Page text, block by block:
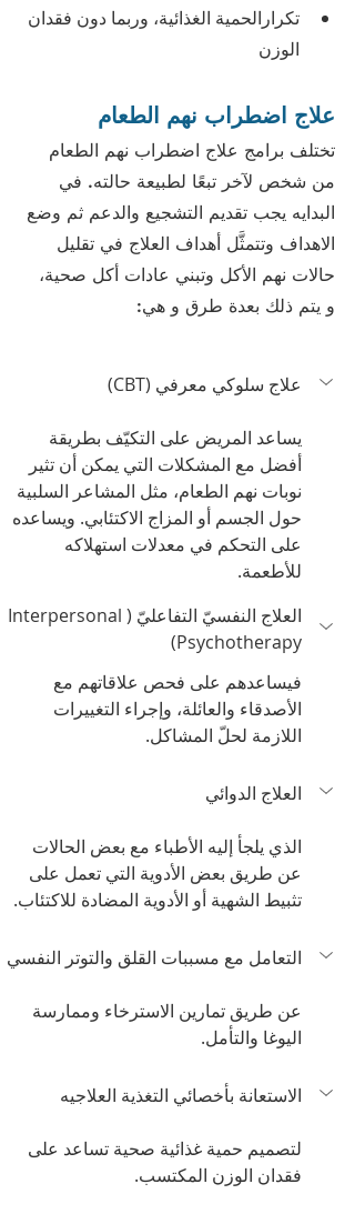
تكرارالحمية الغذائية، وربما دون فقدان
الوزن
علاج اضطراب نهم الطعام
تختلف برامج علاج اضطراب نهم الطعام
من شخص لآخر تبعًا لطبيعة حالته. في
البدايه يجب تقديم التشجيع والدعم ثم وضع
الاهداف وتتمثَّل أهداف العلاج في تقليل
حالات نهم الأكل وتبني عادات أكل صحية،
و يتم ذلك بعدة طرق و هي:
علاج سلوكي معرفي (CBT)
يساعد المريض على التكيّف بطريقة
أفضل مع المشكلات التي يمكن أن تثير
نوبات نهم الطعام، مثل المشاعر السلبية
حول الجسم أو المزاج الاكتئابي. ويساعده
على التحكم في معدلات استهلاكه
للأطعمة.
العلاج النفسيّ التفاعليّ (Interpersonal
Psychotherapy)
فيساعدهم على فحص علاقاتهم مع
الأصدقاء والعائلة، وإجراء التغييرات
اللازمة لحلّ المشاكل.
العلاج الدوائي
الذي يلجأ إليه الأطباء مع بعض الحالات
عن طريق بعض الأدوية التي تعمل على
تثبيط الشهية أو الأدوية المضادة للاكتئاب.
التعامل مع مسببات القلق والتوتر النفسي
عن طريق تمارين الاسترخاء وممارسة
اليوغا والتأمل.
الاستعانة بأخصائي التغذية العلاجيه
لتصميم حمية غذائية صحية تساعد على
فقدان الوزن المكتسب.